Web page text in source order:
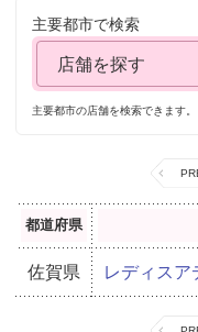
主要都市で検索
主要都市の店舗を検索できます。
都道府県
佐賀県 レディスア